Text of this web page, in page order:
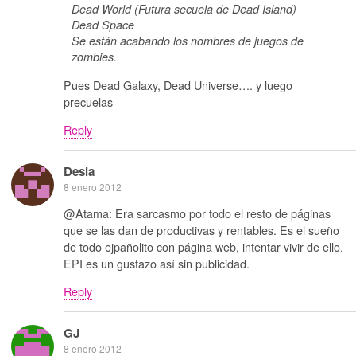
Dead World (Futura secuela de Dead Island)
Dead Space
Se están acabando los nombres de juegos de
zombies.
Pues Dead Galaxy, Dead Universe…. y luego
precuelas
Reply
Desia
8 enero 2012
@Atama: Era sarcasmo por todo el resto de páginas
que se las dan de productivas y rentables. Es el sueño
de todo ejpañolito con página web, intentar vivir de ello.
EPI es un gustazo así sin publicidad.
Reply
GJ
8 enero 2012